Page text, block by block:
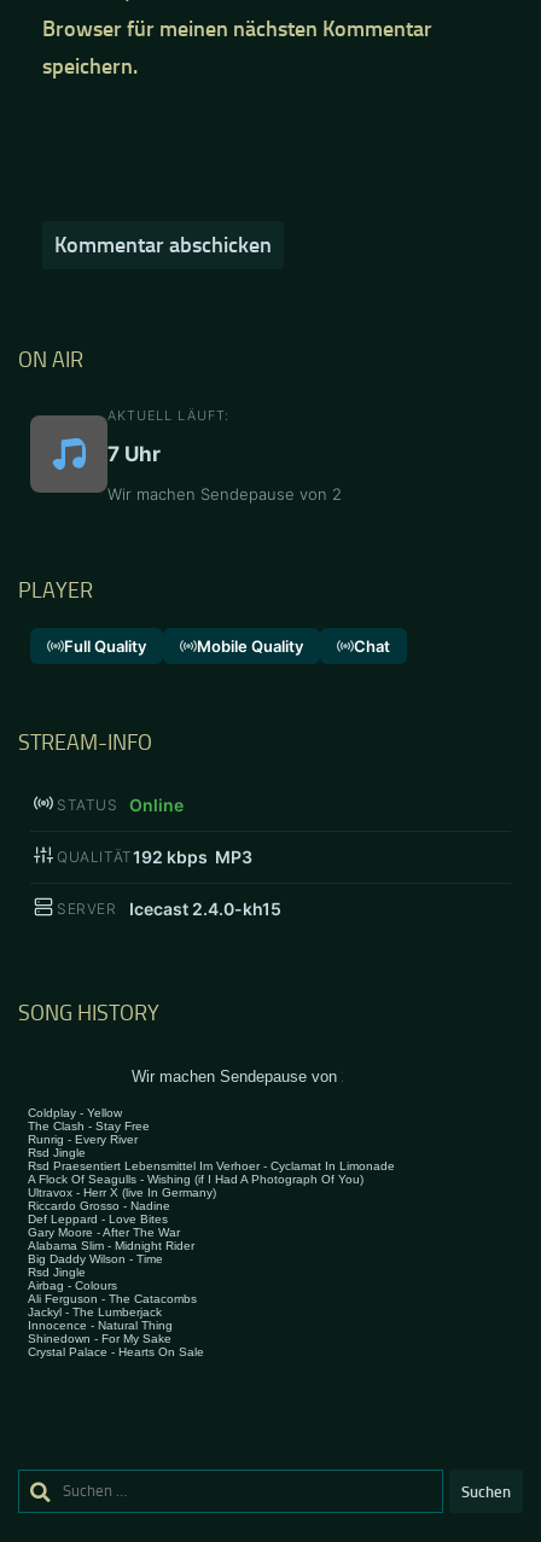
Browser für meinen nächsten Kommentar
speichern.
ON AIR
AKTUELL LÄUFT:
7 Uhr
Wir machen Sendepause von 2
PLAYER
Full Quality Mobile Quality Chat
STREAM-INFO
STATUS Online
QUALITÄT192 kbps MP3
SERVER Icecast 2.4.0-kh15
SONG HISTORY
Suchen